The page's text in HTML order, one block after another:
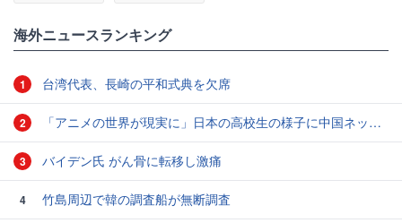
海外ニュースランキング
1 台湾代表、長崎の平和式典を欠席
2 「アニメの世界が現実に」日本の高校生の様子に中国ネット「青春」「うらやましい」
3 バイデン氏 がん骨に転移し激痛
4 竹島周辺で韓の調査船が無断調査